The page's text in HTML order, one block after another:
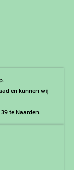
en kunnen wij
te Naarden.